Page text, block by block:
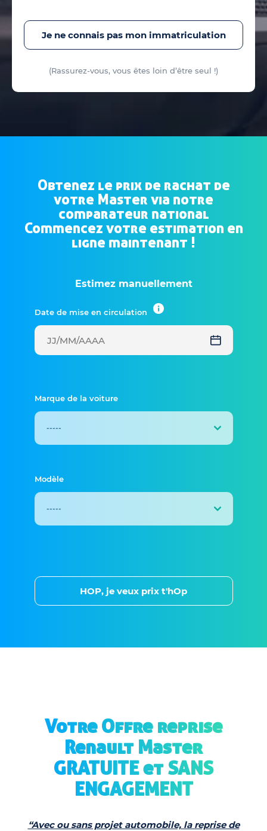
Je ne connais pas mon immatriculation
(Rassurez-vous, vous êtes loin d’être seul !)
Obtenez le prix de rachat de
votre Master via notre
comparateur national
Commencez votre estimation en
ligne maintenant !
Estimez manuellement
Date de mise en circulation
Marque de la voiture
Modèle
HOP, je veux prix t'hOp
Votre Offre reprise
Renault Master
GRATUITE et SANS
ENGAGEMENT
“Avec ou sans projet automobile, la reprise de